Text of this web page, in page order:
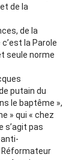
de la
de la
la Parole
seule norme
putain du
le baptême »,
» qui « chez
s’agit pas
Réformateur